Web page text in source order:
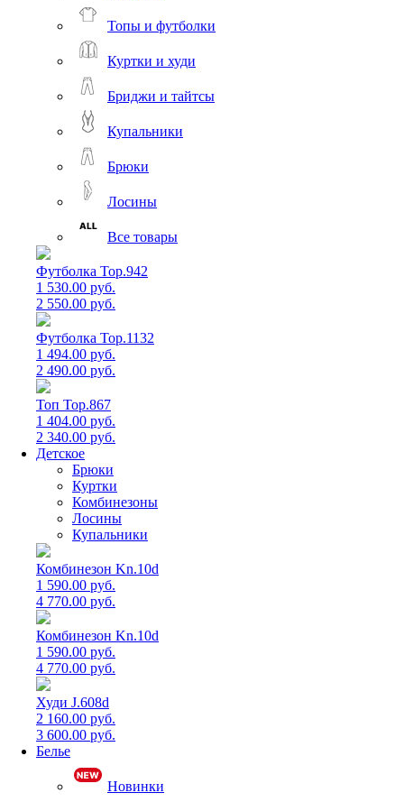
Топы и футболки
Куртки и худи
Бриджи и тайтсы
Купальники
Брюки
Лосины
Все товары
Футболка Top.942
1 530.00 руб.
2 550.00 руб.
Футболка Top.1132
1 494.00 руб.
2 490.00 руб.
Топ Top.867
1 404.00 руб.
2 340.00 руб.
Детское
Брюки
Куртки
Комбинезоны
Лосины
Купальники
Комбинезон Kn.10d
1 590.00 руб.
4 770.00 руб.
Комбинезон Kn.10d
1 590.00 руб.
4 770.00 руб.
Худи J.608d
2 160.00 руб.
3 600.00 руб.
Белье
Новинки